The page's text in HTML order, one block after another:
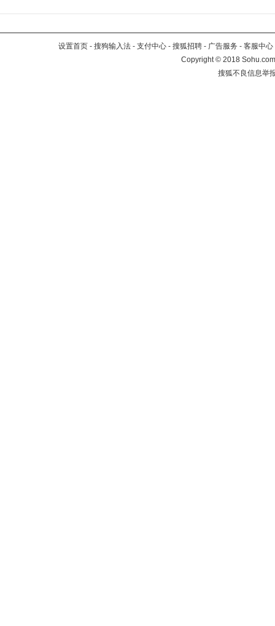
设置首页 - 搜狗输入法 - 支付中心 - 搜狐招聘 - 广告服务 - 客服中心
Copyright©2018
搜狐不良信息举